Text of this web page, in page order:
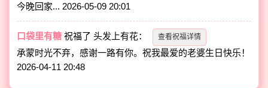
今晚回家... 2026-05-09 20:01
口袋里有糖 祝福了头发上有花： 查看祝福详情
承蒙时光不弃，感谢一路有你。祝我最爱的老婆生日快乐！
2026-04-11 20:48